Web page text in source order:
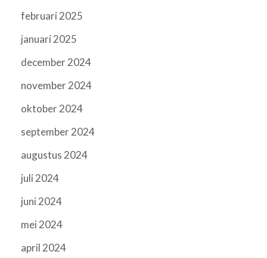
februari 2025
januari 2025
december 2024
november 2024
oktober 2024
september 2024
augustus 2024
juli 2024
juni 2024
mei 2024
april 2024